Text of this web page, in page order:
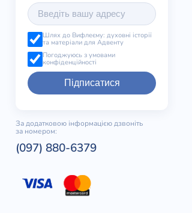
Шлях до Вифлеєму: духовні історії
та матеріали для Адвенту
Погоджуюсь з умовами
конфіденційності
Підписатися
За додатковою інформацією дзвоніть
за номером:
(097) 880-6379